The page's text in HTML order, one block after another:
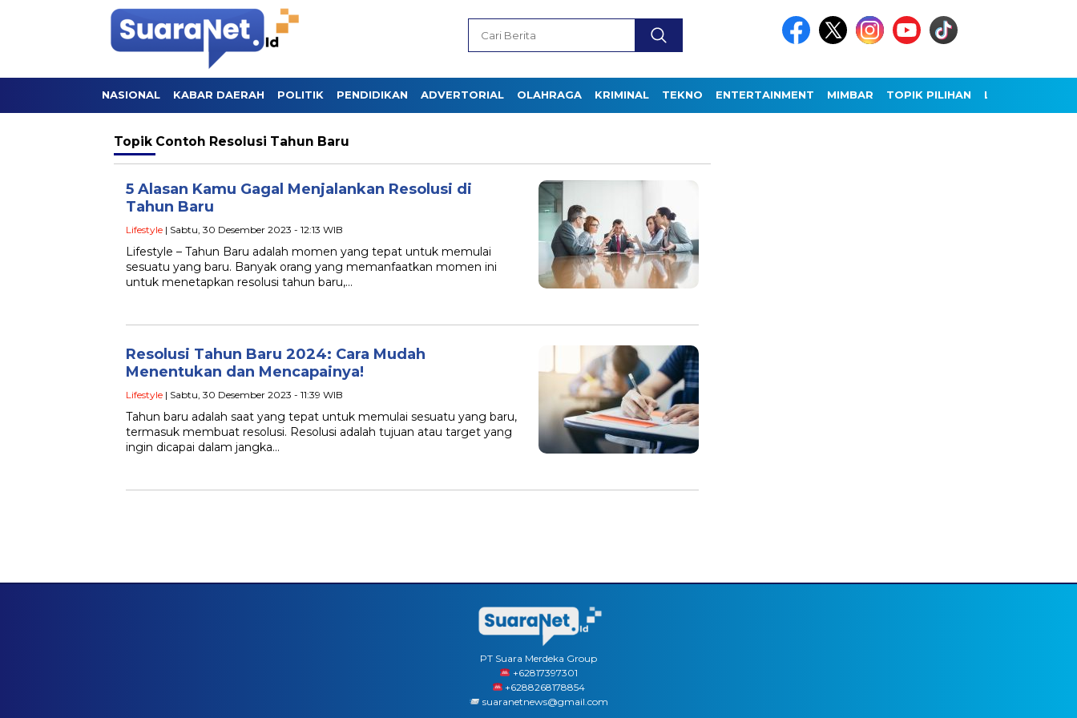
NASIONAL KABAR DAERAH POLITIK PENDIDIKAN ADVERTORIAL OLAHRAGA KRIMINAL TEKNO ENTERTAINMENT MIMBAR TOPIK PILIHAN LAINNYA
Topik Contoh Resolusi Tahun Baru
5 Alasan Kamu Gagal Menjalankan Resolusi di
Tahun Baru
Lifestyle | Sabtu, 30 Desember 2023 - 12:13 WIB
Lifestyle – Tahun Baru adalah momen yang tepat untuk memulai
sesuatu yang baru. Banyak orang yang memanfaatkan momen ini
untuk menetapkan resolusi tahun baru,…
Resolusi Tahun Baru 2024: Cara Mudah
Menentukan dan Mencapainya!
Lifestyle | Sabtu, 30 Desember 2023 - 11:39 WIB
Tahun baru adalah saat yang tepat untuk memulai sesuatu yang baru,
termasuk membuat resolusi. Resolusi adalah tujuan atau target yang
ingin dicapai dalam jangka…
PT Suara Merdeka Group
‪+62817397301
+6288268178854
suaranetnews@gmail.com